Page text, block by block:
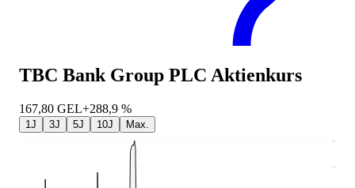
TBC Bank Group PLC Aktienkurs
167,80 GEL+288,9 %
1J 3J 5J 10J Max.
1.865
2.475